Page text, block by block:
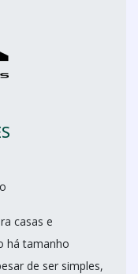
casas e
há tamanho
de ser simples,